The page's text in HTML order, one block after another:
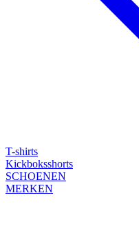
T-shirts
Kickboksshorts
SCHOENEN
MERKEN